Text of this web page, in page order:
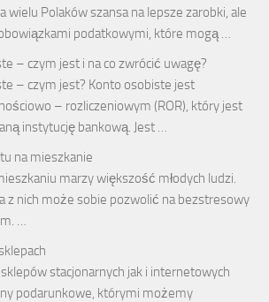
wielu Polaków szansa na lepsze zarobki, ale
podatkowymi, które mogą …
– czym jest i na co zwrócić uwagę?
– czym jest? Konto osobiste jest
– rozliczeniowym (ROR), który jest
instytucję bankową. Jest …
na mieszkanie
marzy większość młodych ludzi.
z nich może sobie pozwolić na bezstresowy
…
stacjonarnych jak i internetowych
podarunkowe, którymi możemy